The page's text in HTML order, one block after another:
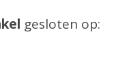
gesloten op: